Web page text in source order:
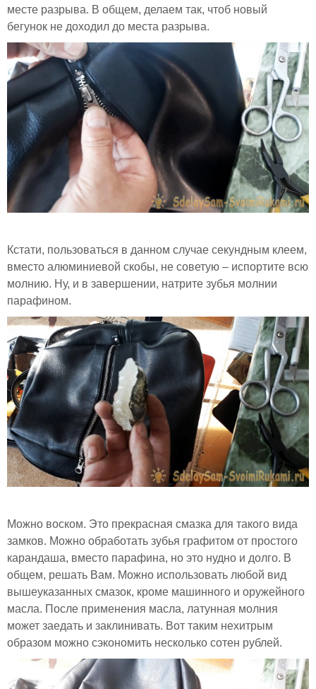
месте разрыва. В общем, делаем так, чтоб новый
бегунок не доходил до места разрыва.
Кстати, пользоваться в данном случае секундным клеем,
вместо алюминиевой скобы, не советую – испортите всю
молнию. Ну, и в завершении, натрите зубья молнии
парафином.
Можно воском. Это прекрасная смазка для такого вида
замков. Можно обработать зубья графитом от простого
карандаша, вместо парафина, но это нудно и долго. В
общем, решать Вам. Можно использовать любой вид
вышеуказанных смазок, кроме машинного и оружейного
масла. После применения масла, латунная молния
может заедать и заклинивать. Вот таким нехитрым
образом можно сэкономить несколько сотен рублей.